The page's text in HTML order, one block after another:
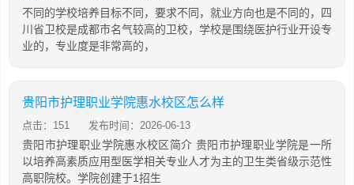
不同的学校培养目标不同，要求不同，就业方向也是不同的，四
川省卫校是成都市名气较高的卫校，学校是围绕医护行业开设专
业的，专业度是非常高的，
贵阳市护理职业学院惠水校区怎么样
点击：151 发布时间：2026-06-13
贵阳市护理职业学院惠水校区简介 贵阳市护理职业学院是一所
以培养高素质应用型医学相关专业人才为主的卫生类省级示范性
高职院校。学院创建于1招生